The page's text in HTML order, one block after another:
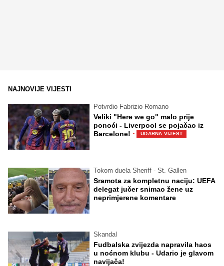
NAJNOVIJE VIJESTI
Potvrdio Fabrizio Romano
Veliki "Here we go" malo prije
ponoći - Liverpool se pojačao iz
Barcelone! · UDARNA VIJEST
Tokom duela Sheriff - St. Gallen
Sramota za kompletnu naciju: UEFA
delegat jučer snimao žene uz
neprimjerene komentare
Skandal
Fudbalska zvijezda napravila haos
u noćnom klubu - Udario je glavom
navijača!